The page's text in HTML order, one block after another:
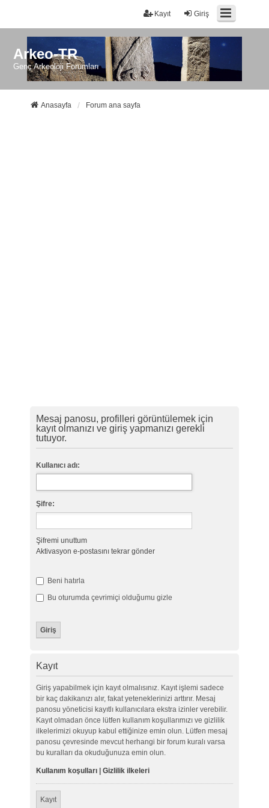
Giriş
Kayıt
Arkeo-TR
Genç Arkeoloji Forumları
Anasayfa Forum ana sayfa
Mesaj panosu, profilleri görüntülemek için
kayıt olmanızı ve giriş yapmanızı gerekli
tutuyor.
Kullanıcı adı:
Şifre:
Şifremi unuttum
Aktivasyon e-postasını tekrar gönder
Beni hatırla
Bu oturumda çevrimiçi olduğumu gizle
Kayıt
Giriş yapabilmek için kayıt olmalısınız. Kayıt işlemi sadece
bir kaç dakikanızı alır, fakat yeteneklerinizi arttırır. Mesaj
panosu yöneticisi kayıtlı kullanıcılara ekstra izinler verebilir.
Kayıt olmadan önce lütfen kullanım koşullarımızı ve gizlilik
ilkelerimizi okuyup kabul ettiğinize emin olun. Lütfen mesaj
panosu çevresinde mevcut herhangi bir forum kuralı varsa
bu kuralları da okuduğunuza emin olun.
Kullanım koşulları| Gizlilik ilkeleri
Kayıt